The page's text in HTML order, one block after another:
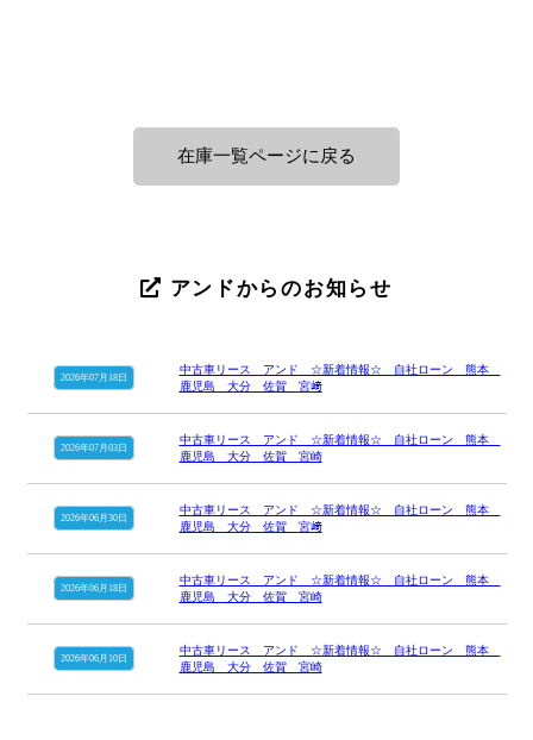
在庫一覧ページに戻る
アンドからのお知らせ
2026年07月18日
中古車リース アンド ☆新着情報☆ 自社ローン 熊本
鹿児島 大分 佐賀 宮﨑
2026年07月03日
中古車リース アンド ☆新着情報☆ 自社ローン 熊本
鹿児島 大分 佐賀 宮崎
2026年06月30日
中古車リース アンド ☆新着情報☆ 自社ローン 熊本
鹿児島 大分 佐賀 宮﨑
2026年06月18日
中古車リース アンド ☆新着情報☆ 自社ローン 熊本
鹿児島 大分 佐賀 宮崎
2026年06月10日
中古車リース アンド ☆新着情報☆ 自社ローン 熊本
鹿児島 大分 佐賀 宮崎